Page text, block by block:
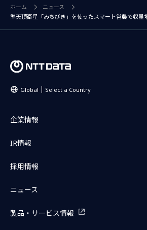
ホーム
ニュース
準天頂衛星「みちびき」を使ったスマート営農で収量
Global Select a Country
企業情報
IR情報
採用情報
ニュース
製品・サービス情報